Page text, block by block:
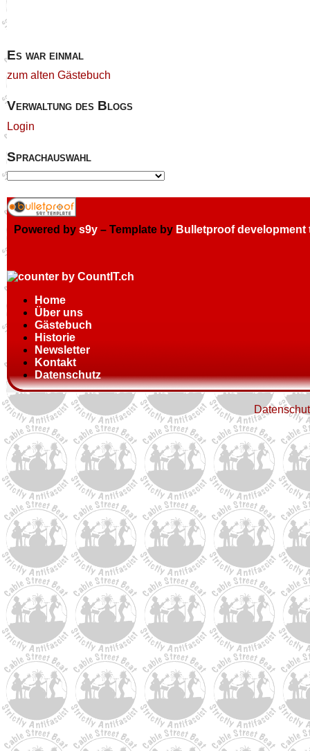
Es war einmal
zum alten Gästebuch
Verwaltung des Blogs
Login
Sprachauswahl
Powered by s9y – Template by Bulletproof development
Home
Über uns
Gästebuch
Historie
Newsletter
Kontakt
Datenschutz